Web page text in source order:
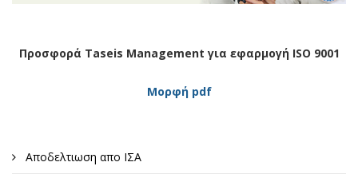
Προσφορά Taseis Management για εφαρμογή ISO 9001
Μορφή pdf
Αποδελτιωση απο ΙΣΑ